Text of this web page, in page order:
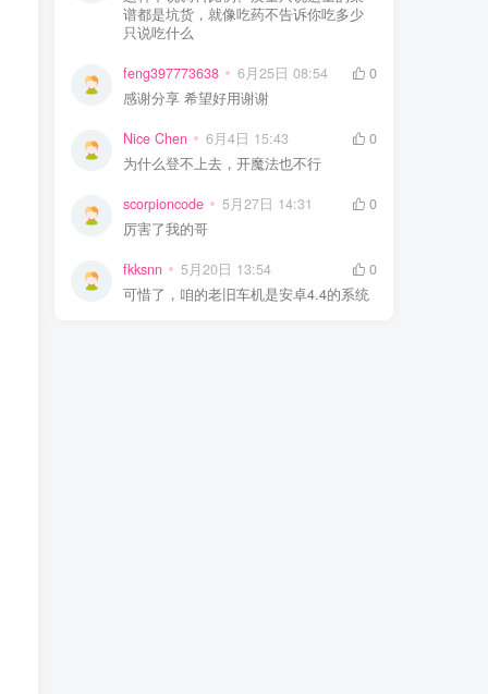
谱都是坑货，就像吃药不告诉你吃多少
只说吃什么
feng397773638 6月25日 08:54
0
感谢分享 希望好用谢谢
Nice Chen 6月4日 15:43
0
为什么登不上去，开魔法也不行
scorpioncode 5月27日 14:31
0
厉害了我的哥
fkksnn 5月20日 13:54
0
可惜了，咱的老旧车机是安卓4.4的系统